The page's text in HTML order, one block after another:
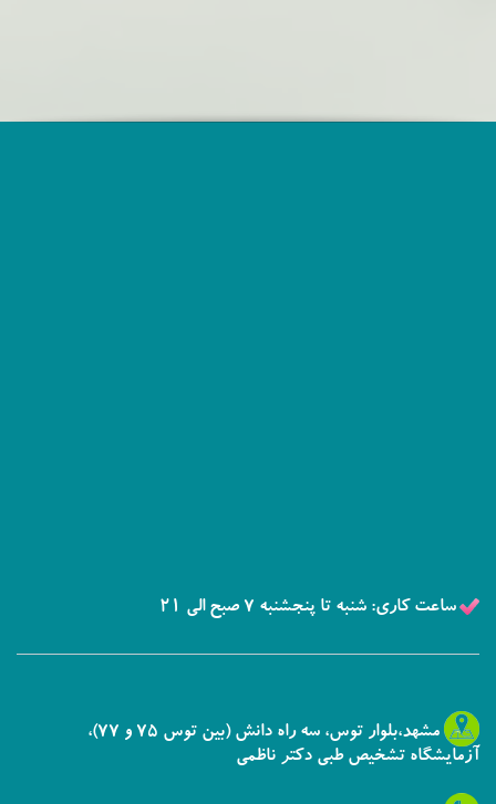
ساعت کاری: شنبه تا پنجشنبه 7 صبح الی 21
مشهد،بلوار توس، سه راه دانش (بین توس 75 و 77)،
آزمایشگاه تشخیص طبی دکتر ناظمی